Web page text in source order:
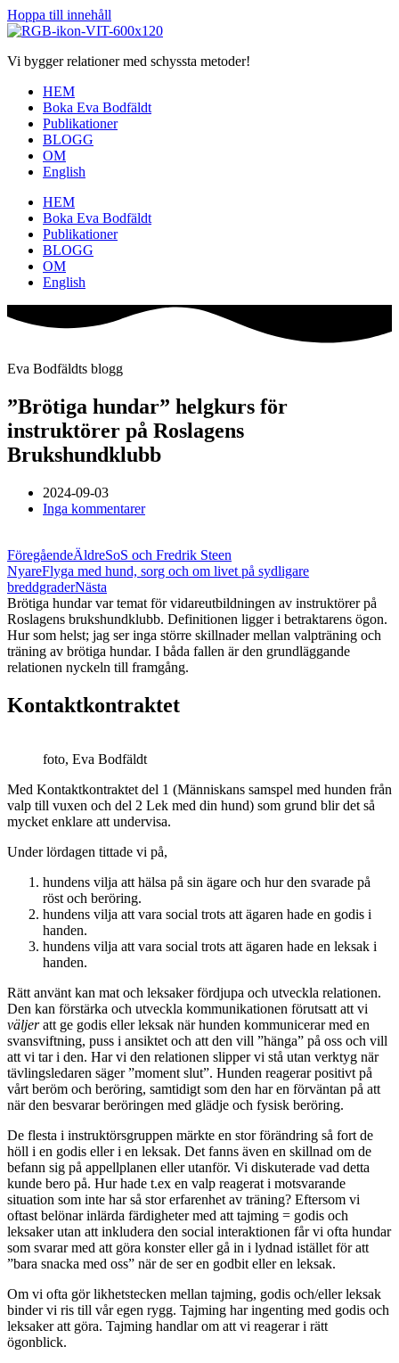
Hoppa till innehåll
Vi bygger relationer med schyssta metoder!
HEM
Boka Eva Bodfäldt
Publikationer
BLOGG
OM
English
HEM
Boka Eva Bodfäldt
Publikationer
BLOGG
OM
English
Eva Bodfäldts blogg
”Brötiga hundar” helgkurs för
instruktörer på Roslagens
Brukshundklubb
2024-09-03
Inga kommentarer
FöregåendeÄldreSoS och Fredrik Steen
NyareFlyga med hund, sorg och om livet på sydligare
breddgraderNästa
Brötiga hundar var temat för vidareutbildningen av instruktörer på
Roslagens brukshundklubb. Definitionen ligger i betraktarens ögon.
Hur som helst; jag ser inga större skillnader mellan valpträning och
träning av brötiga hundar. I båda fallen är den grundläggande
relationen nyckeln till framgång.
Kontaktkontraktet
foto, Eva Bodfäldt
Med Kontaktkontraktet del 1 (Människans samspel med hunden från
valp till vuxen och del 2 Lek med din hund) som grund blir det så
mycket enklare att undervisa.
Under lördagen tittade vi på,
hundens vilja att hälsa på sin ägare och hur den svarade på
röst och beröring.
hundens vilja att vara social trots att ägaren hade en godis i
handen.
hundens vilja att vara social trots att ägaren hade en leksak i
handen.
Rätt använt kan mat och leksaker fördjupa och utveckla relationen.
Den kan förstärka och utveckla kommunikationen förutsatt att vi
väljeratt ge godis eller leksak när hunden kommunicerar med en
svansviftning, puss i ansiktet och att den vill ”hänga” på oss och vill
att vi tar i den. Har vi den relationen slipper vi stå utan verktyg när
tävlingsledaren säger ”moment slut”. Hunden reagerar positivt på
vårt beröm och beröring, samtidigt som den har en förväntan på att
när den besvarar beröringen med glädje och fysisk beröring.
De flesta i instruktörsgruppen märkte en stor förändring så fort de
höll i en godis eller i en leksak. Det fanns även en skillnad om de
befann sig på appellplanen eller utanför. Vi diskuterade vad detta
kunde bero på. Hur hade t.ex en valp reagerat i motsvarande
situation som inte har så stor erfarenhet av träning? Eftersom vi
oftast belönar inlärda färdigheter med att tajming = godis och
leksaker utan att inkludera den social interaktionen får vi ofta hundar
som svarar med att göra konster eller gå in i lydnad istället för att
”bara snacka med oss” när de ser en godbit eller en leksak.
Om vi ofta gör likhetstecken mellan tajming, godis och/eller leksak
binder vi ris till vår egen rygg. Tajming har ingenting med godis och
leksaker att göra. Tajming handlar om att vi reagerar i rätt
ögonblick.